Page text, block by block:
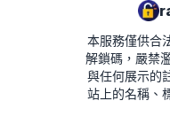
本服務僅供合
解鎖碼，嚴禁
與任何展示的
站上的名稱、